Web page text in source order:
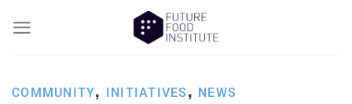
COMMUNITY, INITIATIVES , NEWS